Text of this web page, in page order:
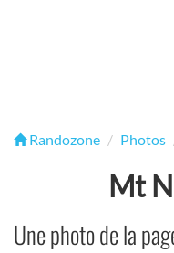
Randozone Photos
Mt
Une photo de la